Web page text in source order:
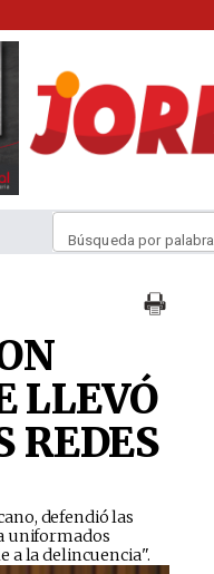
Búsqueda por palabra
LLEVÓ
REDES
defendió las
uniformados
a la delincuencia".